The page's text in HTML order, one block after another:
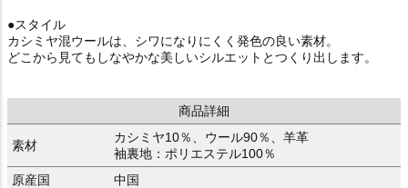
●スタイル
カシミヤ混ウールは、シワになりにくく発色の良い素材。
どこから見てもしなやかな美しいシルエットとつくり出します。
商品詳細
素材
カシミヤ10％、ウール90％、羊革
袖裏地：ポリエステル100％
原産国
中国